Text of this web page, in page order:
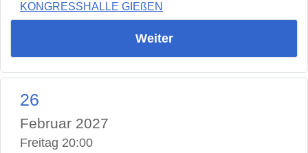
KONGRESSHALLE GIEßEN
Weiter
26
Februar 2027
Freitag 20:00